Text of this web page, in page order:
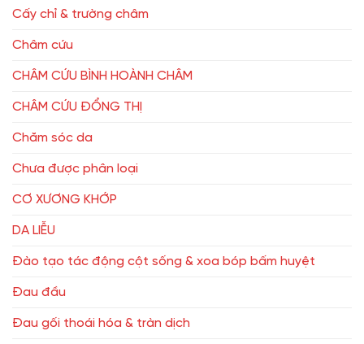
Cấy chỉ & trường châm
Châm cứu
CHÂM CỨU BÌNH HOÀNH CHÂM
CHÂM CỨU ĐỔNG THỊ
Chăm sóc da
Chưa được phân loại
CƠ XƯƠNG KHỚP
DA LIỄU
Đào tạo tác động cột sống & xoa bóp bấm huyệt
Đau đầu
Đau gối thoái hóa & tràn dịch